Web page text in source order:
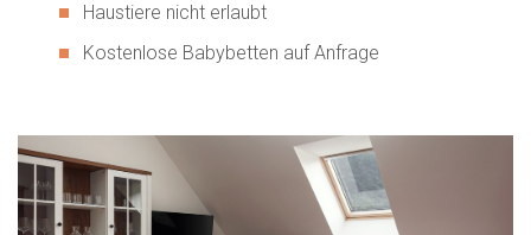
Haustiere nicht erlaubt
Kostenlose Babybetten auf Anfrage